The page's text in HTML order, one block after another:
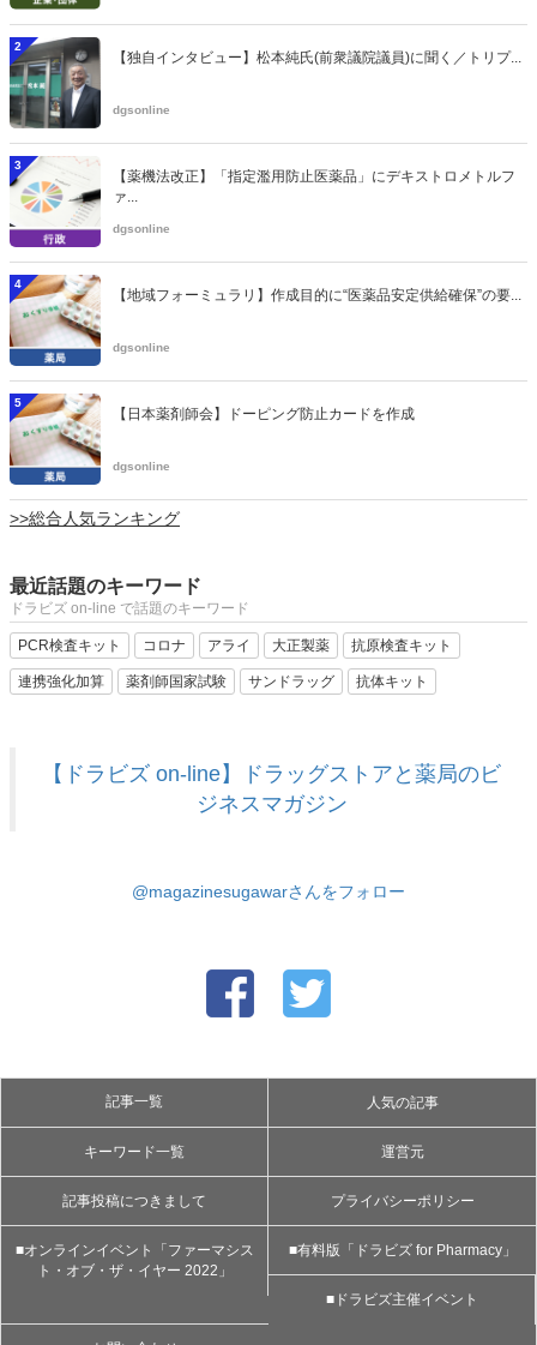
2
【独自インタビュー】松本純氏(前衆議院議員)に聞く／トリプ...
dgsonline
3
【薬機法改正】「指定濫用防止医薬品」にデキストロメトルフ
ァ...
dgsonline
4
【地域フォーミュラリ】作成目的に“医薬品安定供給確保”の要...
dgsonline
5
【日本薬剤師会】ドーピング防止カードを作成
dgsonline
>>総合人気ランキング
最近話題のキーワード
ドラビズ on-line で話題のキーワード
PCR検査キット コロナ アライ 大正製薬 抗原検査キット
連携強化加算 薬剤師国家試験 サンドラッグ 抗体キット
【ドラビズ on-line】ドラッグストアと薬局のビ
ジネスマガジン
@magazinesugawarさんをフォロー
記事一覧 人気の記事
キーワード一覧 運営元
記事投稿につきまして プライバシーポリシー
■オンラインイベント「ファーマシス
ト・オブ・ザ・イヤー 2022」
■有料版「ドラビズ for Pharmacy」
■ドラビズ主催イベント